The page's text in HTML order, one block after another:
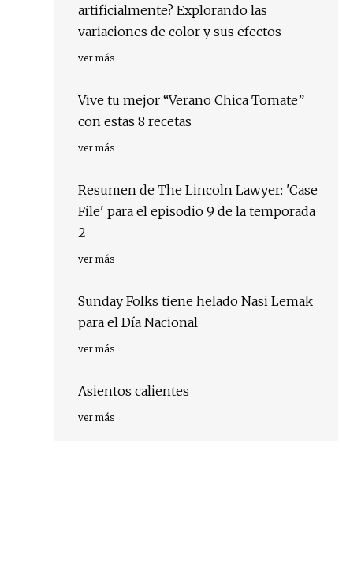
artificialmente? Explorando las
variaciones de color y sus efectos
ver más
Vive tu mejor “Verano Chica Tomate”
con estas 8 recetas
ver más
Resumen de The Lincoln Lawyer: 'Case
File' para el episodio 9 de la temporada
2
ver más
Sunday Folks tiene helado Nasi Lemak
para el Día Nacional
ver más
Asientos calientes
ver más